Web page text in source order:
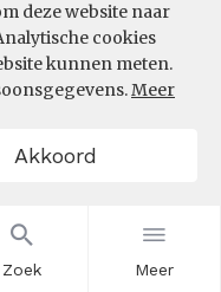
Zoek Meer
deze website naar
cookies
kunnen meten.
Meer
Akkoord